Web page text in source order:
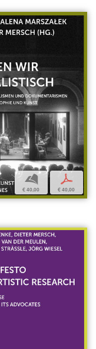
b
€ 40,00
p
€ 40,00